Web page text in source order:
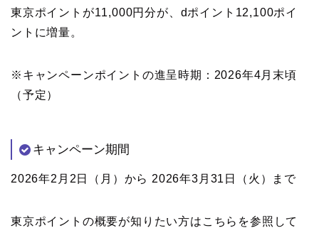
東京ポイントが11,000円分が、dポイント12,100ポイ
ントに増量。
※キャンペーンポイントの進呈時期：2026年4月末頃
（予定）
キャンペーン期間
2026年2月2日（月）から 2026年3月31日（火）まで
東京ポイントの概要が知りたい方はこちらを参照して